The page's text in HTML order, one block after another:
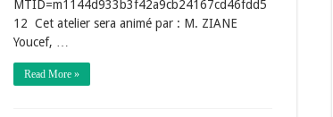
MTID=m1144d933b3f42a9cb24167cd46fdd5
12 Cet atelier sera animé par : M. ZIANE
Youcef, …
Read More »